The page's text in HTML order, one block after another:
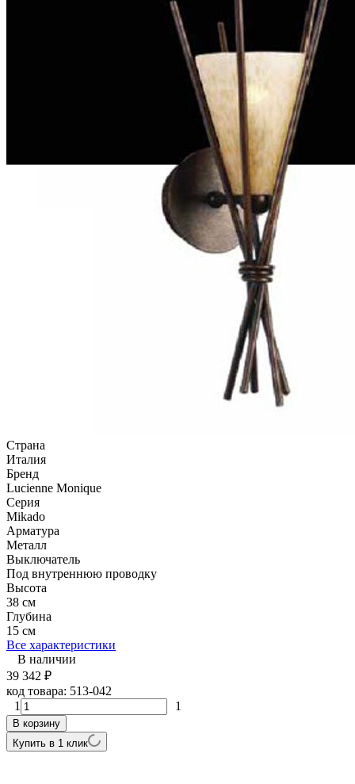
Страна
Италия
Бренд
Lucienne Monique
Серия
Mikado
Арматура
Металл
Выключатель
Под внутреннюю проводку
Высота
38 см
Глубина
15 см
Все характеристики
В наличии
39 342 ₽
код товара: 513-042
1
1
В корзину
Купить в 1 клик